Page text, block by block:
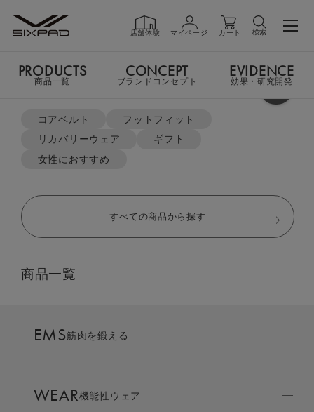
店舗体験 マイページ カート 検索
PRODUCTS商品一覧
GIFT ギフト
LIVE SHOPPING
AMBASSADOR
SIXPAD APP
よく検索されているキーワード
コアベルト
フットフィット
リカバリーウェア
ギフト
女性におすすめ
すべての商品から探す
商品一覧
EMS筋肉を鍛える
WEAR機能性ウェア
PRODUCTS
商品一覧
CONCEPT
ブランドコンセプト
EVIDENCE
効果・研究開発